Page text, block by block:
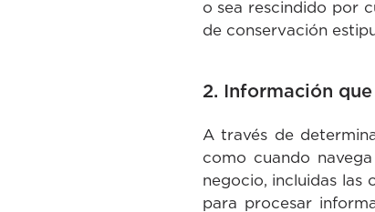
o sea rescindido por
de conservación
2. Información
A través de
como cuando
negocio, incluidas las
para procesar